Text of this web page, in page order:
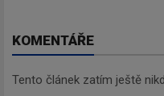
KOMENTÁŘE
Tento článek zatím ještě
informace,